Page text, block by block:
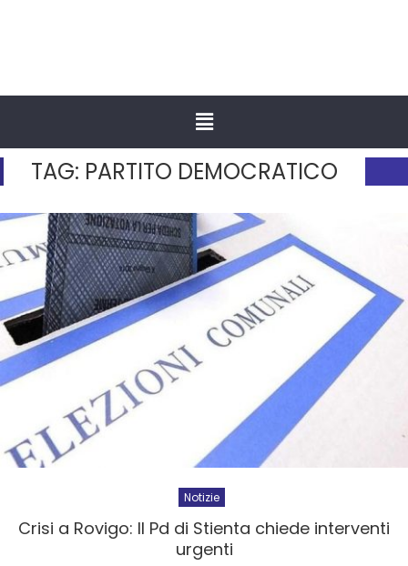
TAG: PARTITO DEMOCRATICO
Notizie
Crisi a Rovigo: Il Pd di Stienta chiede interventi
urgenti